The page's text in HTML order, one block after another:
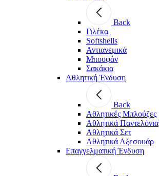
Back
Γιλέκα
Softshells
Αντιανεμικά
Μπουφάν
Σακάκια
Αθλητική Ένδυση
Back
Aθλητικές Μπλούζες
Αθλητικά Παντελόνια
Αθλητικά Σετ
Αθλητικά Αξεσουάρ
Επαγγελματική Ένδυση